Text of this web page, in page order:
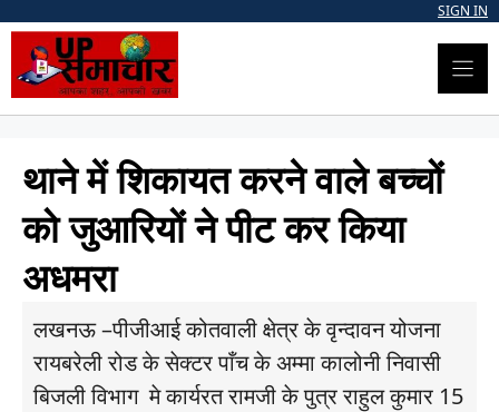
content
SIGN IN
थाने में शिकायत करने वाले बच्चों
को जुआरियों ने पीट कर किया
अधमरा
लखनऊ –पीजीआई कोतवाली क्षेत्र के वृन्दावन योजना
रायबरेली रोड के सेक्टर पाँच के अम्मा कालोनी निवासी
बिजली विभाग मे कार्यरत रामजी के पुत्र राहुल कुमार 15